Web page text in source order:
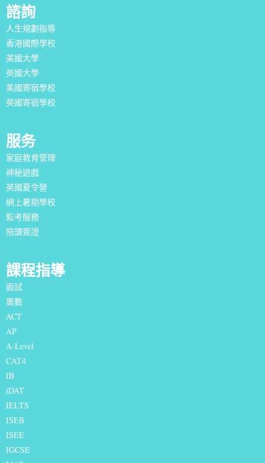
諮詢
人生規劃指導
香港國際學校
美國大學
英國大學
美國寄宿學校
英國寄宿學校
服务
家庭教育管理
神秘遊戲
英國夏令營
網上暑期學校
監考服務
陪讀簽證
課程指導
面試
奧數
ACT
AP
A-Level
CAT4
IB
iDAT
IELTS
ISEB
ISEE
IGCSE